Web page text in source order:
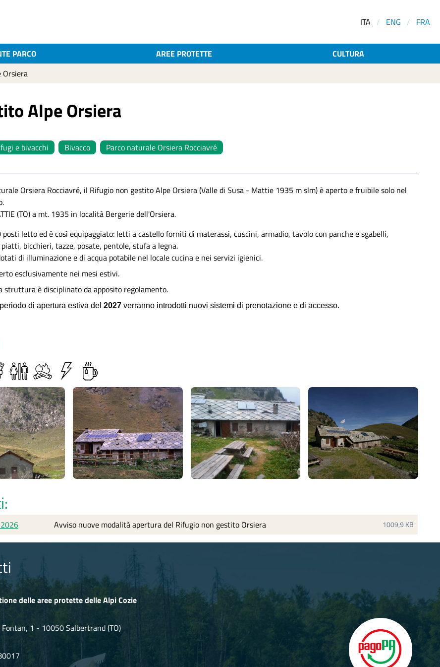
ITA / ENG / FRA
PARCO AREE PROTETTE
CULTURA
Orsiera
Alpe Orsiera
e bivacchi Bivacco Parco naturale Orsiera Rocciavré
Orsiera Rocciavré, il Rifugio non gestito Alpe Orsiera (Valle di Susa - Mattie 1935 m slm) è aperto e fruibile solo nel
(TO) a mt. 1935 in località Bergerie dell'Orsiera.
posti letto ed è così equipaggiato: letti a castello forniti di materassi, cuscini, armadio, tavolo con panche e sgabelli,
bicchieri, tazze, posate, pentole, stufa a legna.
di illuminazione e di acqua potabile nel locale cucina e nei servizi igienici.
esclusivamente nei mesi estivi.
struttura è disciplinato da apposito regolamento.
di apertura estiva del 2027verranno introdotti nuovi sistemi di prenotazione e di accesso.
Avviso nuove modalità apertura del Rifugio non gestito Orsiera 1009,9 KB
delle aree protette delle Alpi Cozie
Fontan, 1 - 10050 Salbertrand (TO)